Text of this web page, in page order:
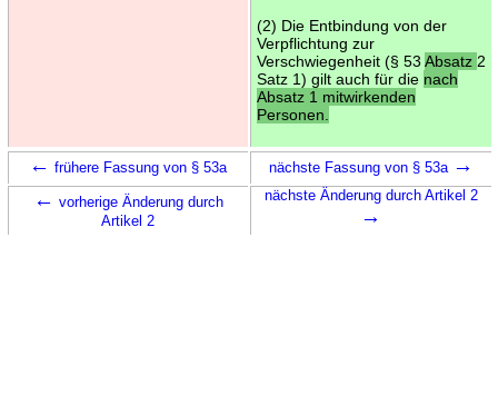
(2) Die Entbindung von der
Verpflichtung zur
Verschwiegenheit (§ 53 Absatz 2
Satz 1) gilt auch für die nach
Absatz 1 mitwirkenden
Personen.
← frühere Fassung von § 53a nächste Fassung von § 53a →
← vorherige Änderung durch
Artikel 2
nächste Änderung durch Artikel 2
→